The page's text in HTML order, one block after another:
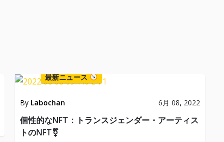
最新ニュース
By Labochan 6月 08, 2022
個性的なNFT：トランスジェンダー・アーティス
トのNFT⚧